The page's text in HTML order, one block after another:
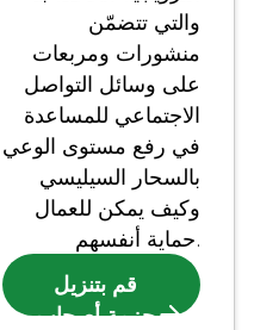
والتي تتضمّن
منشورات ومربعات
على وسائل التواصل
الاجتماعي للمساعدة
في رفع مستوى الوعي
بالسحار السيليسي
وكيف يمكن للعمال
حماية أنفسهم.
قم بتنزيل
حزمة أصحاب